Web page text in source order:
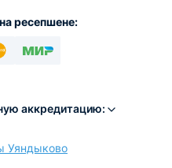
ресепшене:
аккредитацию:
Уяндыково